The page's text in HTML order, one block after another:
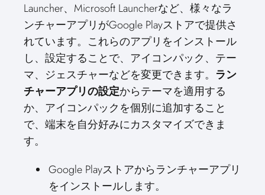
Launcher、Microsoft Launcherなど、様々なラ
ンチャーアプリがGoogle Playストアで提供さ
れています。これらのアプリをインストール
し、設定することで、アイコンパック、テー
マ、ジェスチャーなどを変更できます。 ラン
チャーアプリの設定からテーマを適用する
か、アイコンパックを個別に追加すること
で、端末を自分好みにカスタマイズできま
す。
Google Playストアからランチャーアプリ
をインストールします。